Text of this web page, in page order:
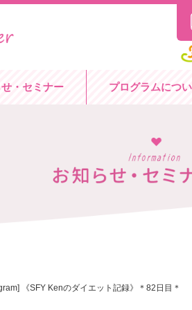
・セミナー プログラムにつ
《SFY Kenのダイエット記録》＊82日目＊